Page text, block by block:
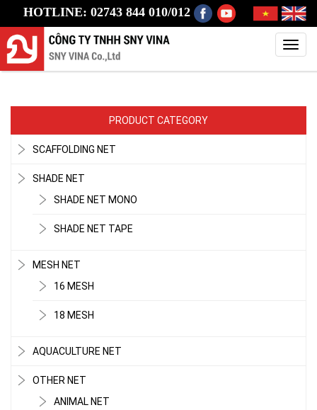
HOTLINE: 02743 844 010/012
PRODUCT CATEGORY
SCAFFOLDING NET
SHADE NET
SHADE NET MONO
SHADE NET TAPE
MESH NET
16 MESH
18 MESH
AQUACULTURE NET
OTHER NET
ANIMAL NET